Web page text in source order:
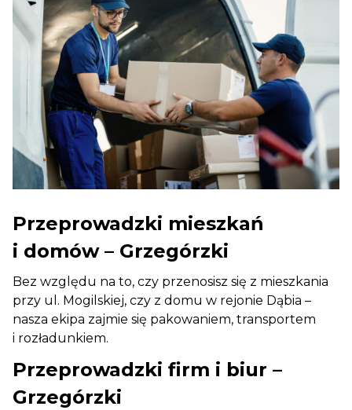
Przeprowadzki mieszkań
i domów – Grzegórzki
Bez względu na to, czy przenosisz się z mieszkania
przy ul. Mogilskiej, czy z domu w rejonie Dąbia –
nasza ekipa zajmie się pakowaniem, transportem
i rozładunkiem.
Przeprowadzki firm i biur –
Grzegórzki